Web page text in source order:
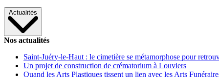
Actualités
Nos actualités
Saint-Juéry-le-Haut : le cimetière se métamorphose pour
Un projet de construction de crématorium à Louviers
Quand les Arts Plastiques tissent un lien avec les Arts